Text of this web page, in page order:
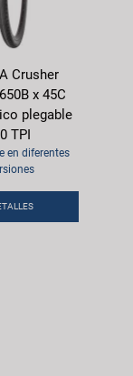
Crusher
x 45C
plegable
TPI
en diferentes